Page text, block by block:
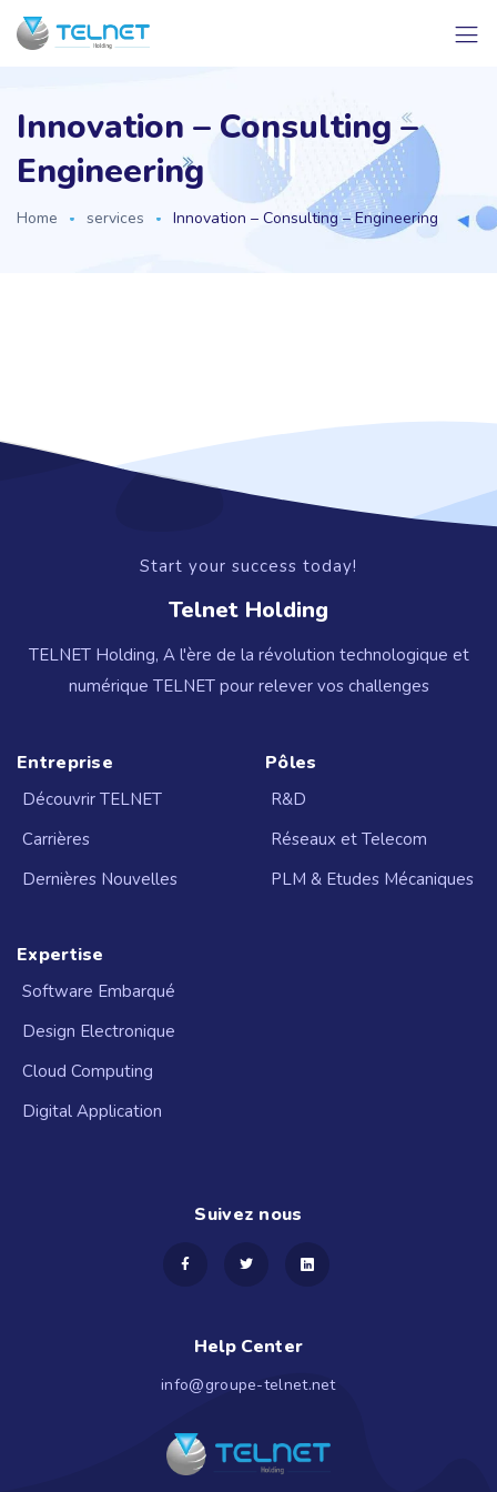
Innovation – Consulting –
Engineering
Home services Innovation – Consulting – Engineering
Start your success today!
Telnet Holding
TELNET Holding, A l'ère de la révolution technologique et
numérique TELNET pour relever vos challenges
Entreprise
Découvrir TELNET
Carrières
Dernières Nouvelles
Pôles
R&D
Réseaux et Telecom
PLM & Etudes Mécaniques
Expertise
Software Embarqué
Design Electronique
Cloud Computing
Digital Application
Suivez nous
Help Center
info@groupe-telnet.net